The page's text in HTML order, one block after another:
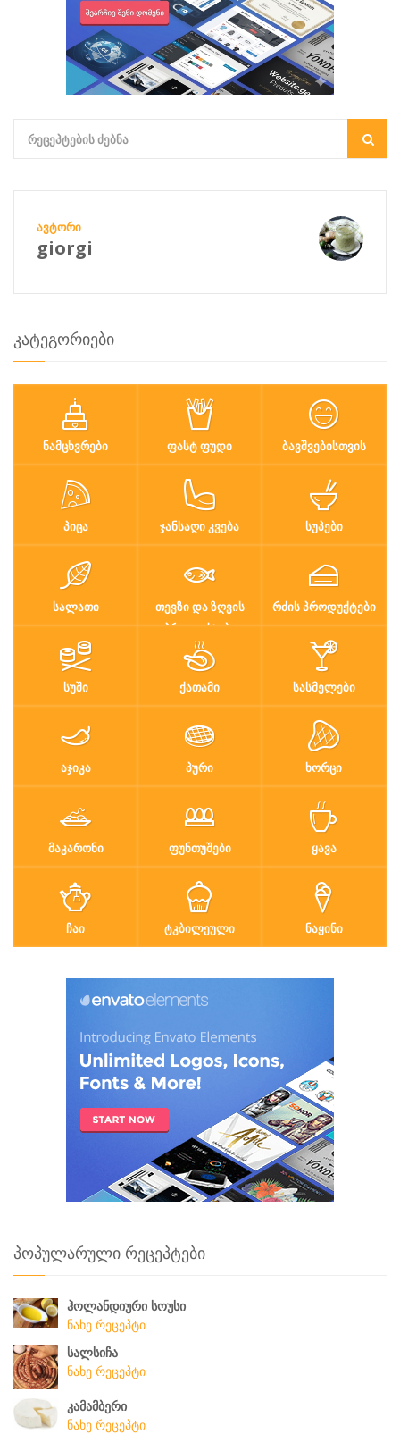
ᲐᲕᲢᲝᲠᲘ
giorgi
კატეგორიები
ᲜᲐᲛᲪᲮᲕᲠᲔᲑᲘ ᲤᲐᲡᲢ ᲤᲣᲓᲘ ᲑᲐᲕᲨᲕᲔᲑᲘᲡᲗᲕᲘᲡ
ᲞᲘᲪᲐ ᲯᲐᲜᲡᲐᲦᲘ ᲙᲕᲔᲑᲐ ᲡᲣᲞᲔᲑᲘ
ᲡᲐᲚᲐᲗᲘ
ᲗᲔᲕᲖᲘ ᲓᲐ ᲖᲦᲕᲘᲡ
ᲞᲠᲝᲓᲣᲥᲢᲔᲑᲘ
ᲠᲫᲘᲡ ᲞᲠᲝᲓᲣᲥᲢᲔᲑᲘ
ᲡᲣᲨᲘ ᲥᲐᲗᲐᲛᲘ ᲡᲐᲡᲛᲔᲚᲔᲑᲘ
ᲐᲯᲘᲙᲐ ᲞᲣᲠᲘ ᲮᲝᲠᲪᲘ
ᲛᲐᲙᲐᲠᲝᲜᲘ ᲤᲣᲜᲗᲣᲨᲔᲑᲘ ᲧᲐᲕᲐ
ᲩᲐᲘ ᲢᲙᲑᲘᲚᲔᲣᲚᲘ ᲜᲐᲧᲘᲜᲘ
პოპულარული რეცეპტები
ჰოლანდიური სოუსი
ნახე რეცეპტი
სალსიჩა
ნახე რეცეპტი
კამამბერი
ნახე რეცეპტი